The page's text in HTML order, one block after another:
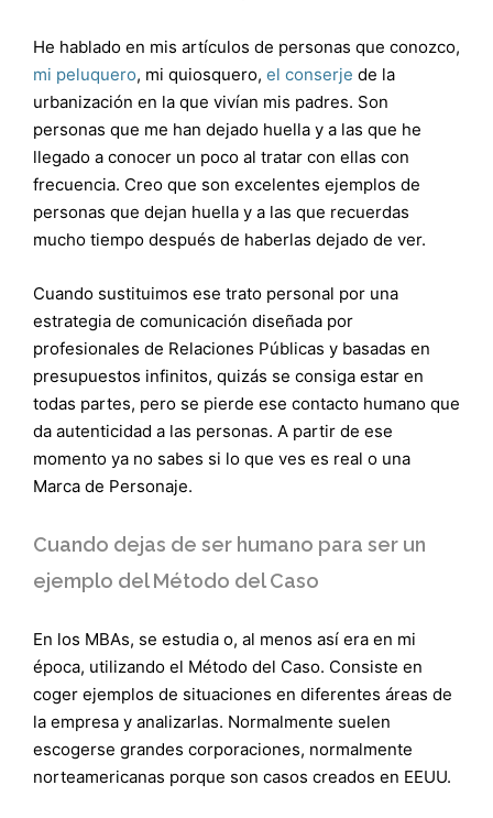
He hablado en mis artículos de personas que conozco,
mi peluquero, mi quiosquero, el conserje de la
urbanización en la que vivían mis padres. Son
personas que me han dejado huella y a las que he
llegado a conocer un poco al tratar con ellas con
frecuencia. Creo que son excelentes ejemplos de
personas que dejan huella y a las que recuerdas
mucho tiempo después de haberlas dejado de ver.
Cuando sustituimos ese trato personal por una
estrategia de comunicación diseñada por
profesionales de Relaciones Públicas y basadas en
presupuestos infinitos, quizás se consiga estar en
todas partes, pero se pierde ese contacto humano que
da autenticidad a las personas. A partir de ese
momento ya no sabes si lo que ves es real o una
Marca de Personaje.
Cuando dejas de ser humano para ser un
ejemplo del Método del Caso
En los MBAs, se estudia o, al menos así era en mi
época, utilizando el Método del Caso. Consiste en
coger ejemplos de situaciones en diferentes áreas de
la empresa y analizarlas. Normalmente suelen
escogerse grandes corporaciones, normalmente
norteamericanas porque son casos creados en EEUU.